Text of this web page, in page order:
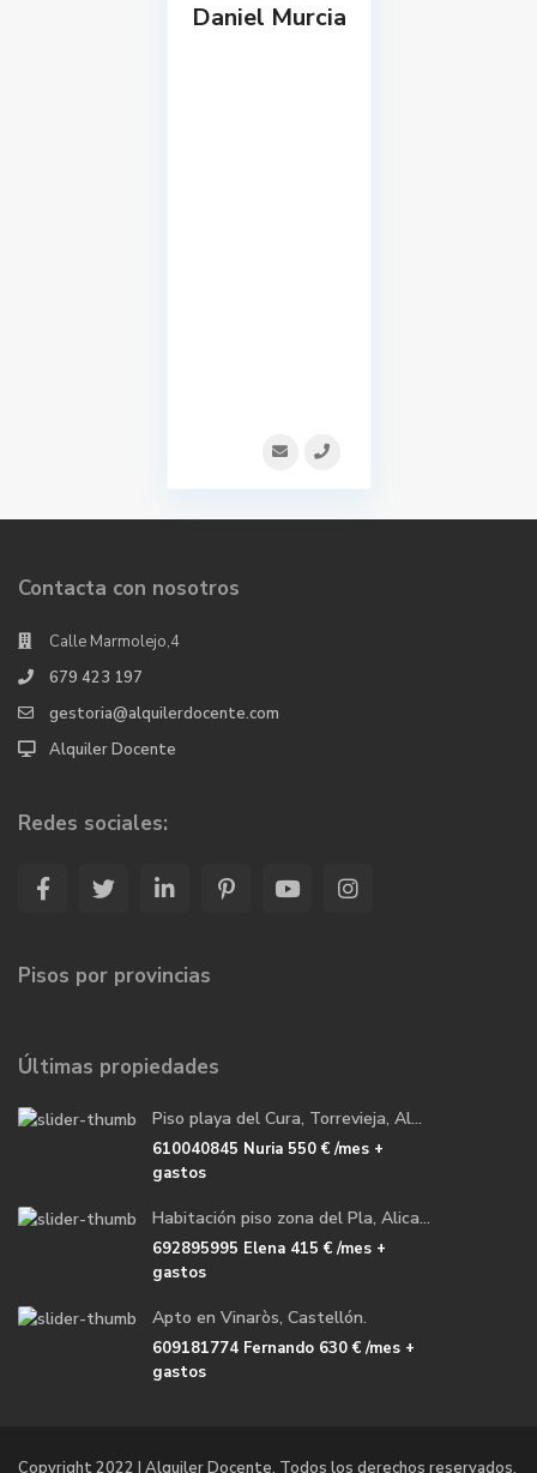
Daniel Murcia
Contacta con nosotros
Calle Marmolejo,4
679 423 197
gestoria@alquilerdocente.com
Alquiler Docente
Redes sociales:
Pisos por provincias
Últimas propiedades
Piso playa del Cura, Torrevieja, Al...
610040845 Nuria 550 €/mes +
gastos
Habitación piso zona del Pla, Alica...
692895995 Elena 415 €/mes +
gastos
Apto en Vinaròs, Castellón.
609181774 Fernando 630 €/mes +
gastos
Copyright 2022 | Alquiler Docente. Todos los derechos reservados.